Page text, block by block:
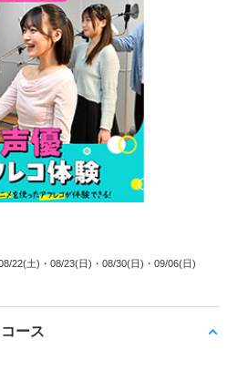
22(土) ・08/23(日) ・08/30(日) ・09/06(日)
ース